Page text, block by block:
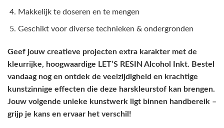
Makkelijk te doseren en te mengen
Geschikt voor diverse technieken & ondergronden
Geef jouw creatieve projecten extra karakter met de
kleurrijke, hoogwaardige LET’S RESIN Alcohol Inkt. Bestel
vandaag nog en ontdek de veelzijdigheid en krachtige
kunstzinnige effecten die deze harskleurstof kan brengen.
Jouw volgende unieke kunstwerk ligt binnen handbereik –
grijp je kans en ervaar het verschil!